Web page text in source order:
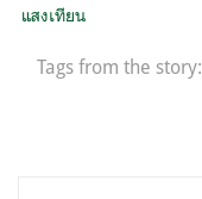
แสงเทียน
Tags from the story: